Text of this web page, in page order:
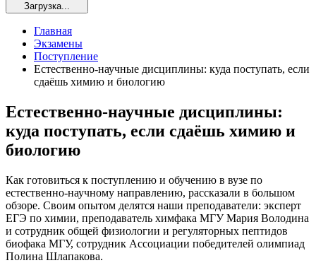
Загрузка...
Главная
Экзамены
Поступление
Естественно-научные дисциплины: куда поступать, если
сдаёшь химию и биологию
Естественно-научные дисциплины:
куда поступать, если сдаёшь химию и
биологию
Как готовиться к поступлению и обучению в вузе по
естественно-научному направлению, рассказали в большом
обзоре. Своим опытом делятся наши преподаватели: эксперт
ЕГЭ по химии, преподаватель химфака МГУ Мария Володина
и сотрудник общей физиологии и регуляторных пептидов
биофака МГУ, сотрудник Ассоциации победителей олимпиад
Полина Шлапакова.